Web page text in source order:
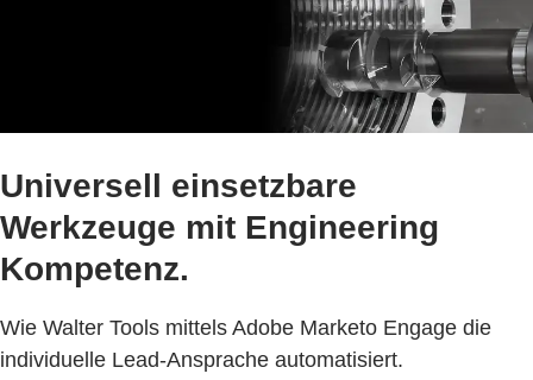
Universell einsetzbare
Werkzeuge mit Engineering
Kompetenz.
Wie Walter Tools mittels Adobe Marketo Engage die
individuelle Lead-Ansprache automatisiert.